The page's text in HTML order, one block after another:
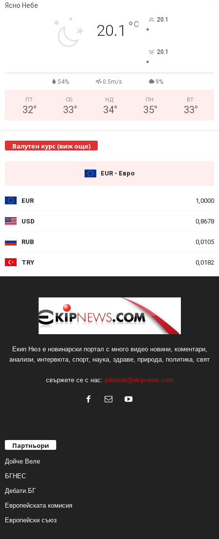
Ясно Небе
20.1 °C 20.1
°
20.1
°
54% 0.5m/s 9%
ПТ
32°
СБ
33°
НД
34°
ПН
35°
ВТ
33°
Валутен курс (виж още)
EUR - Евро
EUR 1,0000
USD 0,8678
RUB 0,0105
TRY 0,0182
Екип Нюз е новинарски портал с много видео новини, коментари,
анализи, интервюта, спорт, наука, здраве, природа, политика, свят
свържете се с нас: editorial@ekipnews.com
Партньори
Дойче Веле
БГНЕС
Дебати.БГ
Европейската комисия
Европейски съюз